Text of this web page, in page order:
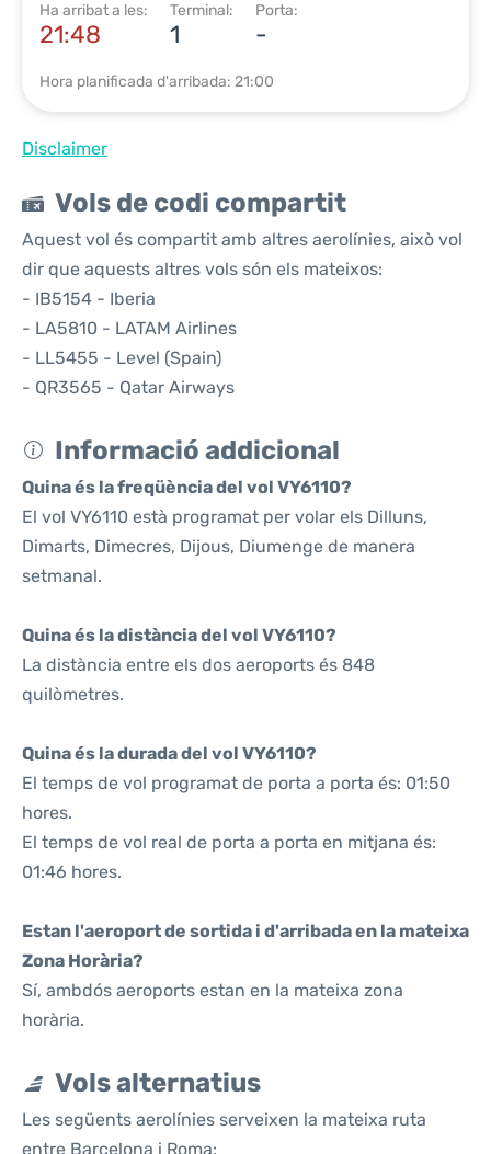
Ha arribat a les:
21:48
Terminal:
1
Porta:
-
Hora planificada d'arribada: 21:00
Disclaimer
Vols de codi compartit
Aquest vol és compartit amb altres aerolínies, això vol
dir que aquests altres vols són els mateixos:
- IB5154 - Iberia
- LA5810 - LATAM Airlines
- LL5455 - Level (Spain)
- QR3565 - Qatar Airways
Informació addicional
Quina és la freqüència del vol VY6110?
El vol VY6110 està programat per volar els Dilluns,
Dimarts, Dimecres, Dijous, Diumenge de manera
setmanal.
Quina és la distància del vol VY6110?
La distància entre els dos aeroports és 848
quilòmetres.
Quina és la durada del vol VY6110?
El temps de vol programat de porta a porta és: 01:50
hores.
El temps de vol real de porta a porta en mitjana és:
01:46 hores.
Estan l'aeroport de sortida i d'arribada en la mateixa
Zona Horària?
Sí, ambdós aeroports estan en la mateixa zona
horària.
Vols alternatius
Les següents aerolínies serveixen la mateixa ruta
entre Barcelona i Roma: